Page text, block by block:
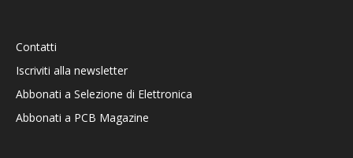
Contatti
Iscriviti alla newsletter
Abbonati a Selezione di Elettronica
Abbonati a PCB Magazine